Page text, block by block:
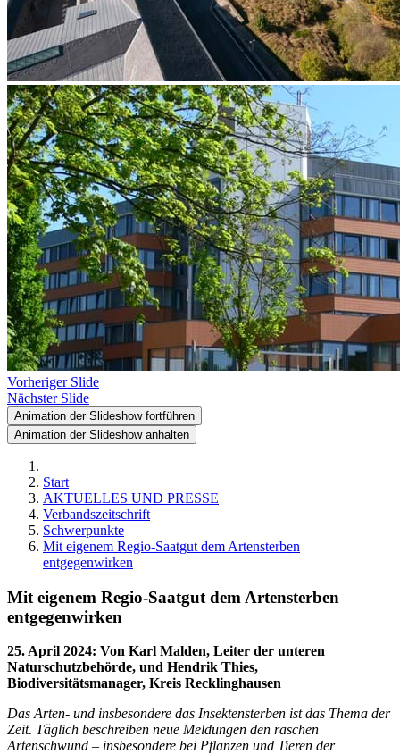
Vorheriger Slide
Nächster Slide
Animation der Slideshow fortführen
Animation der Slideshow anhalten
Start
AKTUELLES UND PRESSE
Verbandszeitschrift
Schwerpunkte
Mit eigenem Regio-Saatgut dem Artensterben
entgegenwirken
Mit eigenem Regio-Saatgut dem Artensterben
entgegenwirken
25. April 2024: Von Karl Malden, Leiter der unteren
Naturschutzbehörde, und Hendrik Thies,
Biodiversitätsmanager, Kreis Recklinghausen
Das Arten- und insbesondere das Insektensterben ist das Thema der
Zeit. Täglich beschreiben neue Meldungen den raschen
Artenschwund – insbesondere bei Pflanzen und Tieren der